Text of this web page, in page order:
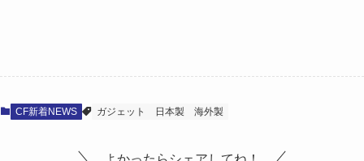
CF新着NEWS ガジェット 日本製 海外製